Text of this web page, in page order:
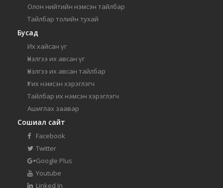
Олон нийтийн нэмсэн тайлбар
Тайлбар толийн тухай
Бусад
Их хайсан үг
Үнэлгээ их авсан үг
Үнэлгээ их авсан тайлбар
Үг их нэмсэн хэрэглэгч
Тайлбар их нэмсэн хэрэглэгч
Ашиглах заавар
Сошиал сайт
Facebook
Twitter
Google Plus
Youtube
Linked In